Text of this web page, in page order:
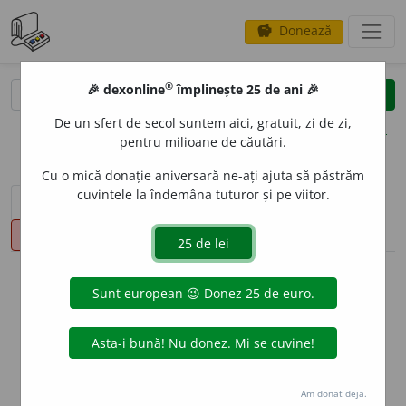
savings Donează
clear
opțiuni
sinteza definițiilor (1) definiții (14)
declinări
info
Aceste definiții sunt compilate de
echipa dexonline. Definițiile
originale se află pe filadefiniții.
Puteți reordona filele pe pagina de
🎉 dexonline® împlinește 25 de ani 🎉
De un sfert de secol suntem aici, gratuit, zi de zi,
pentru milioane de căutări.
Cu o mică donație aniversară ne-ați ajuta să păstrăm
cuvintele la îndemâna tuturor și pe viitor.
Am donat deja.